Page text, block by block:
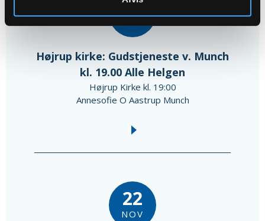
01
Højrup kirke: Gudstjeneste v. Munch
kl. 19.00 Alle Helgen
Højrup Kirke kl. 19:00
Annesofie O Aastrup Munch
22
NOV